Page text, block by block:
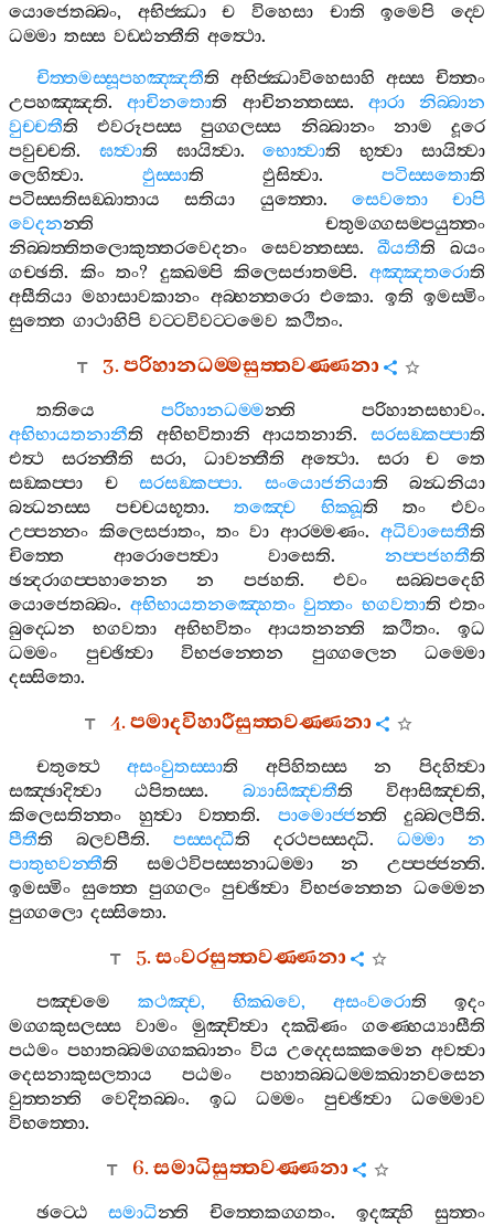
යොජෙතබ‍්බං, අභිජ‍්ඣා ච විහෙසා චාති ඉමෙපි
ද‍්වෙ
ධම‍්මා තස‍්ස වඩ‍්ඪන‍්තීති අත්‍ථො.
චිත‍්තමස‍්සූපහඤ‍්ඤතීති අභිජ‍්ඣාවිහෙසාහි අස‍්ස චිත‍්තං
උපහඤ‍්ඤති.ආචිනතොති ආචිනන‍්තස‍්ස. ආරා
නිබ‍්බාන
වුච‍්චතීති එවරූපස‍්ස පුග‍්ගලස‍්ස නිබ‍්බානං නාම
දූරෙ
පවුච‍්චති. ඝත්‍වාති ඝායිත්‍වා.භොත්‍වාති භුත්‍වා
සායිත්‍වා
ලෙහිත්‍වා. ඵුස‍්සාති ඵුසිත්‍වා. පටිස‍්සතොති
පටිස‍්සතිසඞ‍්ඛාතාය
සතියා යුත‍්තො. සෙවතො
චාපි
වෙදනන‍්ති
චතුමග‍්ගසම‍්පයුත‍්තං
නිබ‍්බත‍්තිතලොකුත‍්තරවෙදනං
සෙවන‍්තස‍්ස.ඛීයතීති
ඛයං
ගච‍්ඡති. කිං තං? දුක‍්ඛම‍්පි කිලෙසජාතම‍්පි.අඤ‍්ඤතරොති
අසීතියා මහාසාවකානං අබ‍්භන‍්තරො එකො. ඉති ඉමස‍්මිං
සුත‍්තෙ ගාථාහිපි වට‍්ටවිවට‍්ටමෙව කථිතං.
3.පරිහානධම‍්මසුත‍්තවණ‍්ණනා
තතියෙ පරිහානධම‍්මන‍්ති පරිහානසභාවං.
අභිභායතනානීති අභිභවිතානි ආයතනානි.සරසඞ‍්කප‍්පාති
එත්‍ථ
සරන‍්තීති සරා, ධාවන‍්තීති අත්‍ථො. සරා ච
තෙ
සඞ‍්කප‍්පා
ච සරසඞ‍්කප‍්පා. සංයොජනියාති
බන්‍ධනියා
බන්‍ධනස‍්ස
පච‍්චයභූතා.තඤ‍්චෙ භික‍්ඛූති තං
එවං
උප‍්පන‍්නං කිලෙසජාතං, තං වා ආරම‍්මණං.අධිවාසෙතීති
චිත‍්තෙ
ආරොපෙත්‍වා වාසෙති. නප‍්පජහතීති
ඡන්‍දරාගප‍්පහානෙන
න පජහති. එවං
සබ‍්බපදෙහි
යොජෙතබ‍්බං. අභිභායතනඤ‍්හෙතං වුත‍්තං භගවතාති එතං
බුද‍්ධෙන
භගවතා අභිභවිතං ආයතනන‍්ති කථිතං.ඉධ
ධම‍්මං
පුච‍්ඡිත්‍වා විභජන‍්තෙන පුග‍්ගලෙන
ධම‍්මො
දස‍්සිතො.
4.පමාදවිහාරීසුත‍්තවණ‍්ණනා
චතුත්‍ථෙ අසංවුතස‍්සාති අපිහිතස‍්ස න
පිදහිත්‍වා
සඤ‍්ඡාදිත්‍වා
ඨපිතස‍්ස. බ්‍යාසිඤ‍්චතීති විආසිඤ‍්චති,
කිලෙසතින‍්තං
හුත්‍වා වත‍්තති. පාමොජ‍්ජන‍්ති දුබ‍්බලපීති.
පීතීති බලවපීති. පස‍්සද‍්ධීති දරථපස‍්සද‍්ධි. ධම‍්මා
න
පාතුභවන‍්තීති සමථවිපස‍්සනාධම‍්මා න උප‍්පජ‍්ජන‍්ති.
ඉමස‍්මිං සුත‍්තෙ පුග‍්ගලං පුච‍්ඡිත්‍වා විභජන‍්තෙන ධම‍්මෙන
පුග‍්ගලො දස‍්සිතො.
5.සංවරසුත‍්තවණ‍්ණනා
පඤ‍්චමෙ කථඤ‍්ච, භික‍්ඛවෙ, අසංවරොති
ඉදං
මග‍්ගකුසලස‍්ස
වාමං මුඤ‍්චිත්‍වා දක‍්ඛිණං
ගණ‍්හෙය්‍යාසීති
පඨමං පහාතබ‍්බමග‍්ගක‍්ඛානං විය උද‍්දෙසක‍්කමෙන අවත්‍වා
දෙසනාකුසලතාය
පඨමං
පහාතබ‍්බධම‍්මක‍්ඛානවසෙන
වුත‍්තන‍්ති
වෙදිතබ‍්බං. ඉධ ධම‍්මං පුච‍්ඡිත්‍වා
ධම‍්මොව
විභත‍්තො.
6.සමාධිසුත‍්තවණ‍්ණනා
ඡට‍්ඨෙ සමාධින‍්ති චිත‍්තෙකග‍්ගතං.ඉදඤ‍්හි
සුත‍්තං